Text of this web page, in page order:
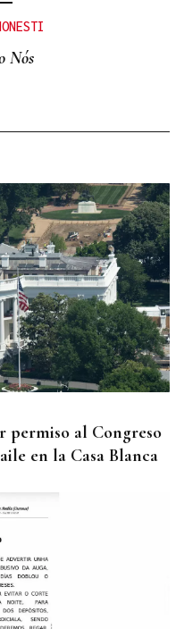
Nós
de vida
permiso al Congreso
en la Casa Blanca